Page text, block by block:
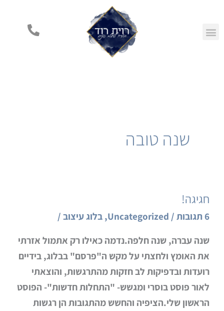
שנה טובה
חגיגה!
6 תגובות /
Uncategorized
,בלוג עיצוב /
שנה עברה, שנה חלפה.נדמה כאילו רק אתמול אזרתי
את האומץ ולחצתי על מקש ה"פרסם" בבלוג, בידיים
רועדות ובדפיקות לב חזקות מהתרגשות, והוצאתי
לאור פוסט בוסרי ומגשש- "התחלות חדשות"- הפוסט
הראשון שלי.הציפיה והחשש מהתגובות הן רגשות
חגיגה!